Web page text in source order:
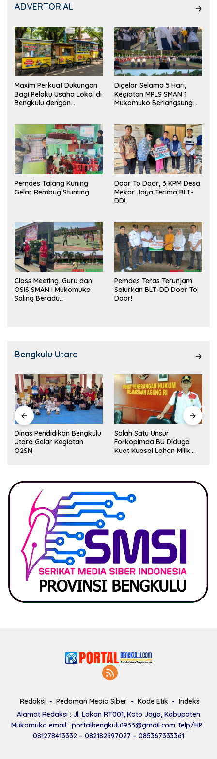
ADVERTORIAL
Maxim Perkuat Dukungan
Bagi Pelaku Usaha Lokal di
Bengkulu dengan
Pasar
Digelar Selama 5 Hari,
Kegiatan MPLS SMAN 1
Mukomuko Berlangsung
Pemdes Talang Kuning
Gelar Rembug Stunting
Door To Door, 3 KPM Desa
Mekar Jaya Terima BLT-
DD!
Class Meeting, Guru dan
OSIS SMAN I Mukomuko
Saling Beradu
Pemdes Teras Terunjam
Salurkan BLT-DD Door To
Door!
Bengkulu Utara
Dinas Pendidikan Bengkulu
Utara Gelar Kegiatan
O2SN
Salah Satu Unsur
Forkopimda BU Diduga
Kuat Kuasai Lahan Milik
Redaksi Pedoman Media Siber Kode Etik
Indeks
Alamat Redaksi : Jl. Lokan RT001, Koto Jaya, Kabupaten
Mukomuko email : portalbengkulu1933@gmail.com Telp/HP :
081278413332 – 082182697027 – 085367333361